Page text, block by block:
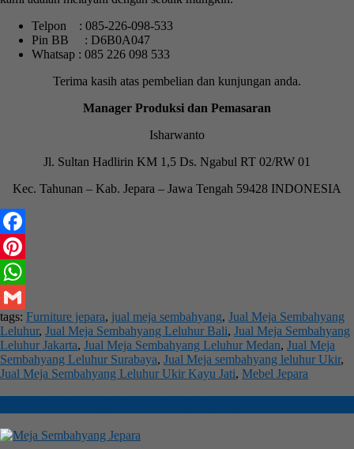
Telpon : 085-226-098-533
Pin BB : D6B0A047
Whatsap : 085 226 098 533
Terima kasih atas pembelian dan kunjungan anda.
Manager Produksi dan Pemasaran
Isharwanto
Jl. Sultan Hadlirin KM 1,5 Ds. Ngabul RT 02/RW 01
Kec. Tahunan – Kab. Jepara – Jawa Tengah 59428 INDONESIA
Facebook
Pinterest
WhatsApp
Gmail
tags: Furniture jepara, jual meja sembahyang, Jual Meja Sembahyang
Leluhur, Jual Meja Sembahyang Leluhur Bali, Jual Meja Sembahyang
Leluhur Jakarta, Jual Meja Sembahyang Leluhur Medan, Jual Meja
Sembahyang Leluhur Surabaya, Jual Meja sembahyang leluhur Ukir,
Jual Meja Sembahyang Leluhur Ukir Kayu Jati, Mebel Jepara